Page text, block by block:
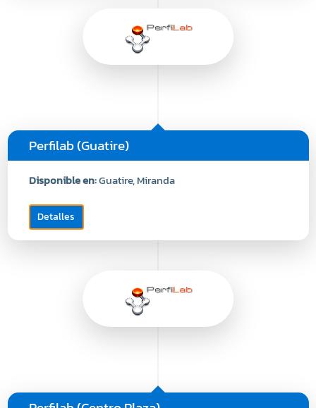
Perfilab (Guatire)
Disponible en:Guatire, Miranda
Detalles